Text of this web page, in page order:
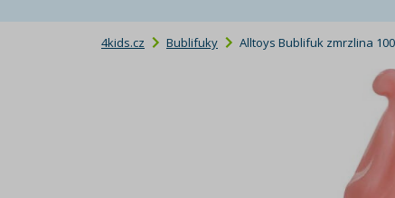
4kids.cz Bublifuky Alltoys Bublifuk zmrzlina